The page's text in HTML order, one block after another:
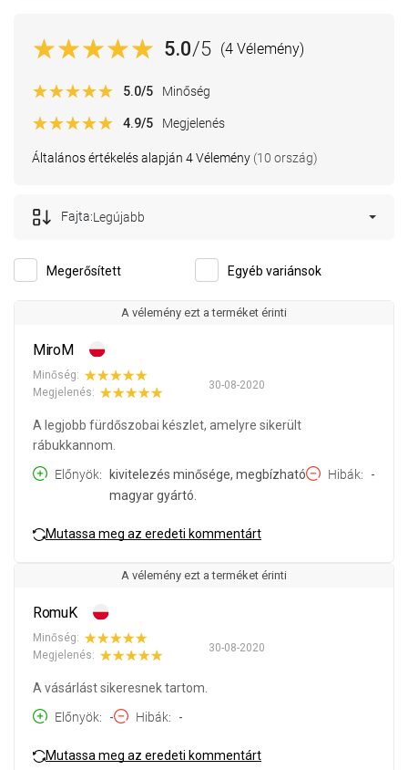
5.0/5 (4 Vélemény)
Általános értékelés alapján 4 Vélemény (10 ország)
5.0/5 Minőség
4.9/5 Megjelenés
Megerősített Egyéb variánsok
Fajta:Legújabb
A vélemény ezt a terméket érinti
MiroM
30-08-2020
Minőség:
Megjelenés:
A legjobb fürdőszobai készlet, amelyre sikerült
rábukkannom.
Előnyök
kivitelezés minősége, megbízható
magyar gyártó.
Hibák -
Mutassa meg az eredeti kommentárt
A vélemény ezt a terméket érinti
RomuK
30-08-2020
Minőség:
Megjelenés:
A vásárlást sikeresnek tartom.
Előnyök
- Hibák -
Mutassa meg az eredeti kommentárt